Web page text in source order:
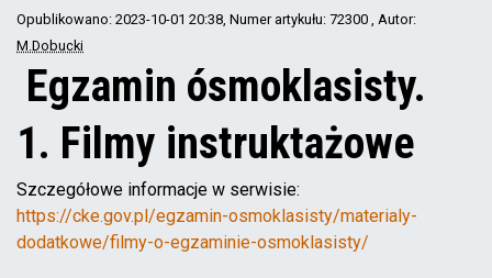
Opublikowano: 2023-10-01 20:38 , Numer artykułu: 72300
, Autor:
M.Dobucki
Egzamin ósmoklasisty.
1. Filmy instruktażowe
Szczegółowe informacje w serwisie:
https://cke.gov.pl/egzamin-osmoklasisty/materialy-
dodatkowe/filmy-o-egzaminie-osmoklasisty/